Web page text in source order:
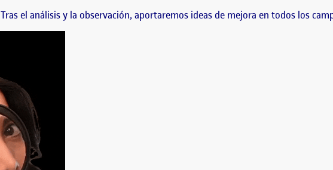
Tras el análisis y la observación, aportaremos ideas de mejora en todos los